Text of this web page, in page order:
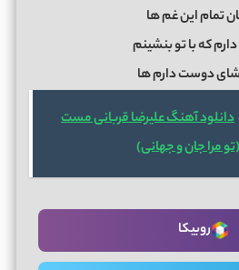
تمام این غم ها
که با تو‌ بنشینم
دوست دارم ها
دانلود آهنگ علیرضا قربانی مست
مرا جان و جهانی)
روبیکا